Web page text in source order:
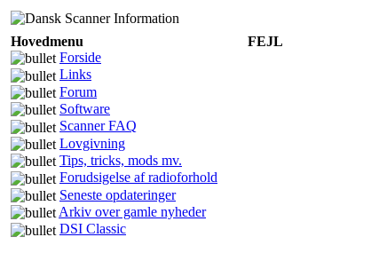
Hovedmenu
Forside
Links
Forum
Software
Scanner FAQ
Lovgivning
Tips, tricks, mods mv.
Forudsigelse af radioforhold
Seneste opdateringer
Arkiv over gamle nyheder
DSI Classic
FEJL